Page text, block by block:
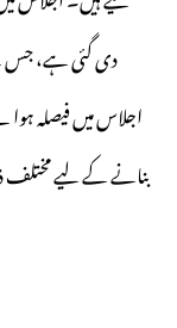
دی گئی ہے، جس
اجلاس میں فیصلہ
بنانے کے لیے مختلف